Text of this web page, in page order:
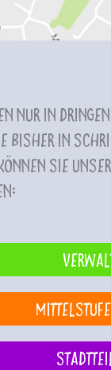
nur in
bisher in
Sie